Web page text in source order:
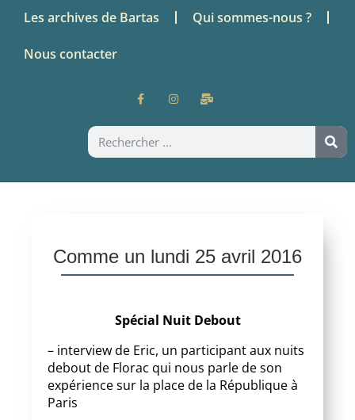
Les archives de Bartas Qui sommes-nous ?
Nous contacter
Comme un lundi 25 avril 2016
Spécial Nuit Debout
– interview de Eric, un participant aux nuits
debout de Florac qui nous parle de son
expérience sur la place de la République à
Paris